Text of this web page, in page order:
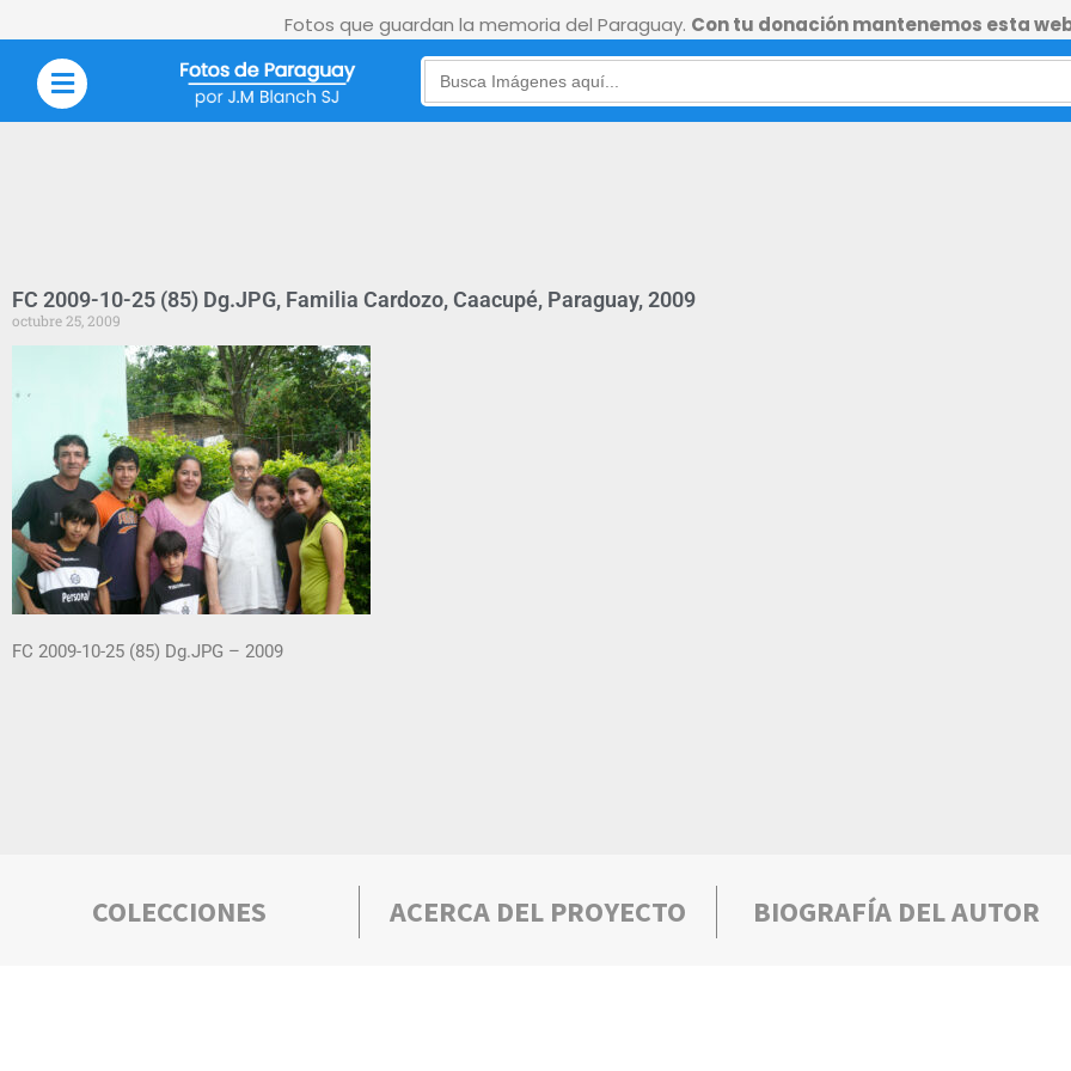
Fotos que guardan la memoria del Paraguay. Con tu donación mantenemos esta
Search
for:
FC 2009-10-25 (85) Dg.JPG, Familia Cardozo, Caacupé, Paraguay, 2009
octubre 25, 2009
FC 2009-10-25 (85) Dg.JPG – 2009
COLECCIONES ACERCA DEL PROYECTO BIOGRAFÍA DEL AUTOR